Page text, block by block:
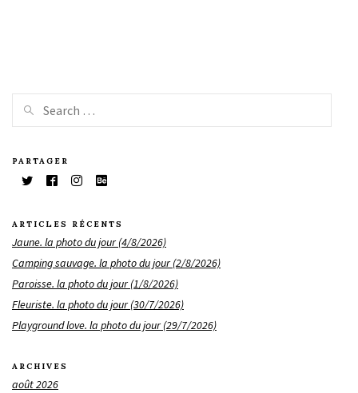
PARTAGER
ARTICLES RÉCENTS
Jaune. la photo du jour (4/8/2026)
Camping sauvage. la photo du jour (2/8/2026)
Paroisse. la photo du jour (1/8/2026)
Fleuriste. la photo du jour (30/7/2026)
Playground love. la photo du jour (29/7/2026)
ARCHIVES
août 2026